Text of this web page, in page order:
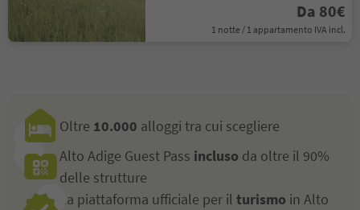
Da 80€
1 notte / 1 appartamento IVA incl.
Oltre 10.000 alloggi tra cui scegliere
Alto Adige Guest Pass incluso da oltre il 90%
delle strutture
La piattaforma ufficiale per il turismo in Alto